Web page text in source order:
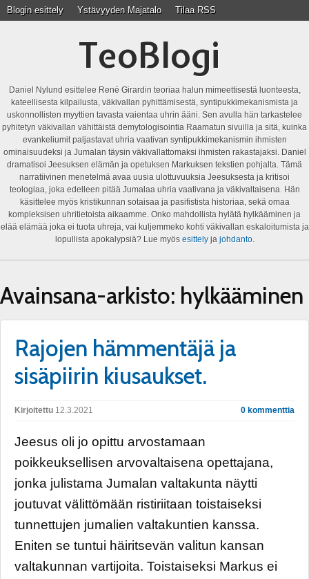
Blogin esittely Ystävyyden Majatalo Tilaa RSS
TeoBlogi
Daniel Nylund esittelee René Girardin teoriaa halun mimeettisestä luonteesta,
kateellisesta kilpailusta, väkivallan pyhittämisestä, syntipukkimekanismista ja
uskonnollisten myyttien tavasta vaientaa uhrin ääni. Sen avulla hän tarkastelee
pyhitetyn väkivallan vähittäistä demytologisointia Raamatun sivuilla ja sitä, kuinka
evankeliumit paljastavat uhria vaativan syntipukkimekanismin ihmisten
ominaisuudeksi ja Jumalan täysin väkivallattomaksi ihmisten rakastajaksi. Daniel
dramatisoi Jeesuksen elämän ja opetuksen Markuksen tekstien pohjalta. Tämä
narratiivinen menetelmä avaa uusia ulottuvuuksia Jeesuksesta ja kritisoi
teologiaa, joka edelleen pitää Jumalaa uhria vaativana ja väkivaltaisena. Hän
käsittelee myös kristikunnan sotaisaa ja pasifistista historiaa, sekä omaa
kompleksisen uhritietoista aikaamme. Onko mahdollista hylätä hylkääminen ja
elää elämää joka ei tuota uhreja, vai kuljemmeko kohti väkivallan eskaloitumista ja
lopullista apokalypsiä? Lue myös esittelyja johdanto.
Avainsana-arkisto: hylkääminen
Rajojen hämmentäjä ja
sisäpiirin kiusaukset.
Kirjoitettu 12.3.2021 0 kommenttia
Jeesus oli jo opittu arvostamaan
poikkeuksellisen arvovaltaisena opettajana,
jonka julistama Jumalan valtakunta näytti
joutuvat välittömään ristiriitaan toistaiseksi
tunnettujen jumalien valtakuntien kanssa.
Eniten se tuntui häiritsevän valitun kansan
valtakunnan vartijoita. Toistaiseksi Markus ei